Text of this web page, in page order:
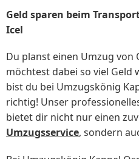
Geld sparen beim
Icel
Du planst einen Umzug von
möchtest dabei so viel Geld
bist du bei Umzugskönig
richtig! Unser
bietet dir nicht nur einen
Umzugsservice, sondern